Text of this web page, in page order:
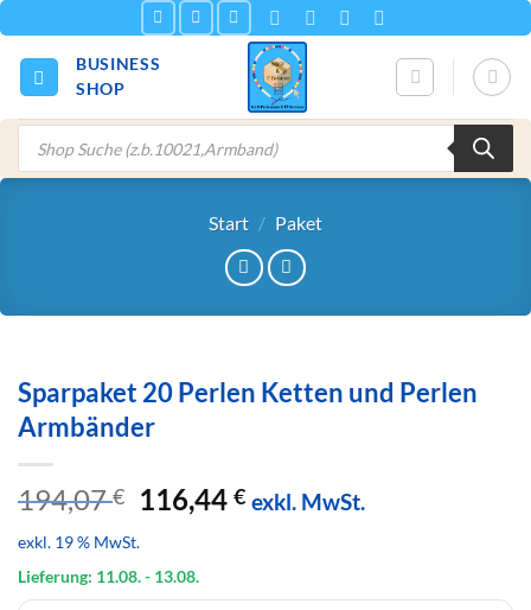
Inhalt
springen
BUSINESS
SHOP
Products
search
Start / Paket
Sparpaket 20 Perlen Ketten und Perlen
Armbänder
194,07€
Ursprünglicher
Preis
war:
194,07 €
116,44€Aktueller
exkl. MwSt.
exkl. 19 % MwSt.
Lieferung: 11.08.- 13.08.